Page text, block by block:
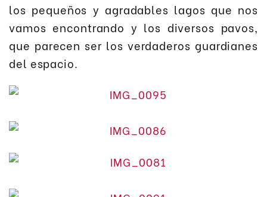
los pequeños y agradables lagos que nos
vamos encontrando y los diversos pavos,
que parecen ser los verdaderos guardianes
del espacio.